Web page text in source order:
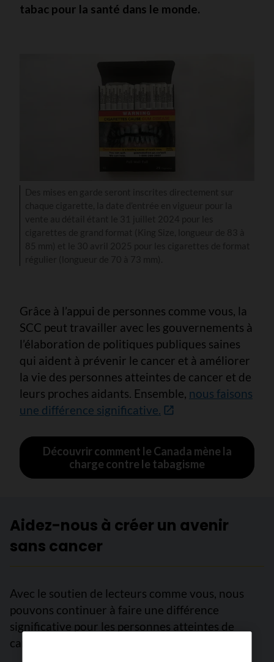
tabac pour la santé dans le monde.
Grâce à l’appui de personnes comme vous, la
SCC peut travailler avec les gouvernements à
l’élaboration de politiques publiques saines
qui aident à prévenir le cancer et à améliorer
la vie des personnes atteintes de cancer et de
leurs proches aidants. Ensemble, nous faisons
une différence significative.
Découvrir comment le Canada mène la
charge contre le tabagisme
Aidez-nous à créer un avenir
sans cancer
Avec le soutien de lecteurs comme vous, nous
pouvons continuer à faire une différence
significative pour les personnes atteintes de
cancer.